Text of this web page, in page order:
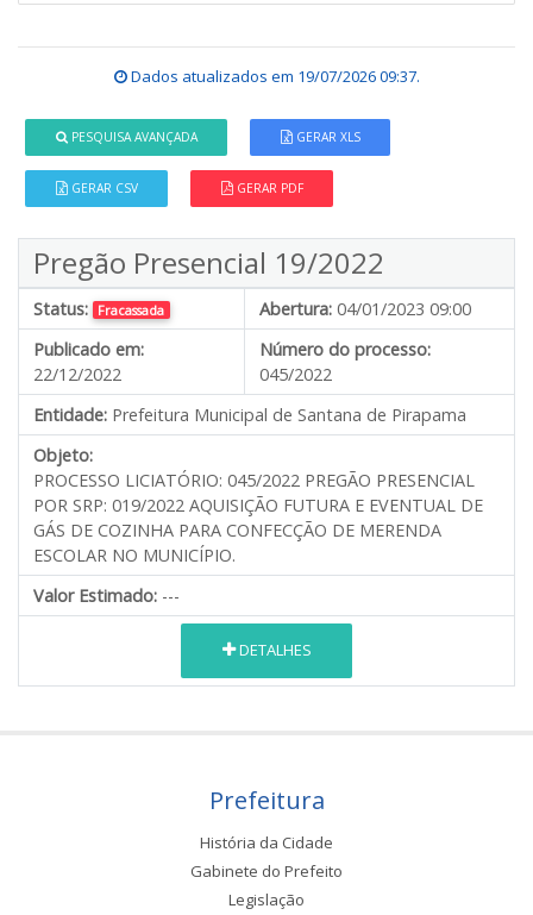
Dados atualizados em 19/07/2026 09:37.
PESQUISA AVANÇADA GERAR XLS
GERAR CSV GERAR PDF
Pregão Presencial 19/2022
Status: Fracassada Abertura: 04/01/2023 09:00
Publicado em:
22/12/2022
Número do processo:
045/2022
Entidade: Prefeitura Municipal de Santana de Pirapama
Objeto:
PROCESSO LICIATÓRIO: 045/2022 PREGÃO PRESENCIAL
POR SRP: 019/2022 AQUISIÇÃO FUTURA E EVENTUAL DE
GÁS DE COZINHA PARA CONFECÇÃO DE MERENDA
ESCOLAR NO MUNICÍPIO.
Valor Estimado: ---
DETALHES
Prefeitura
História da Cidade
Gabinete do Prefeito
Legislação